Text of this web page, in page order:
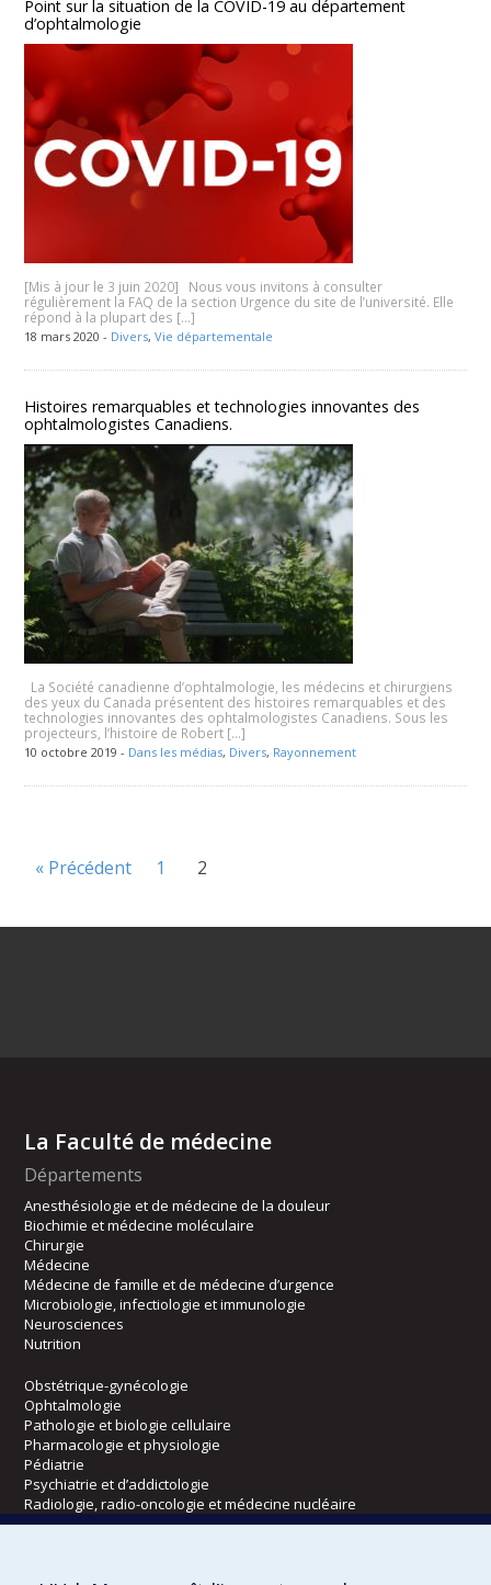
Point sur la situation de la COVID-19 au département
d’ophtalmologie
[Mis à jour le 3 juin 2020] Nous vous invitons à consulter
régulièrement la FAQ de la section Urgence du site de l’université. Elle
répond à la plupart des […]
18 mars 2020 - Divers,Vie départementale
Histoires remarquables et technologies innovantes des
ophtalmologistes Canadiens.
La Société canadienne d’ophtalmologie, les médecins et chirurgiens
des yeux du Canada présentent des histoires remarquables et des
technologies innovantes des ophtalmologistes Canadiens. Sous les
projecteurs, l’histoire de Robert […]
10 octobre 2019 - Dans les médias, Divers, Rayonnement
« Précédent 1 2
La Faculté de médecine
Départements
Anesthésiologie et de médecine de la douleur
Biochimie et médecine moléculaire
Chirurgie
Médecine
Médecine de famille et de médecine d’urgence
Microbiologie, infectiologie et immunologie
Neurosciences
Nutrition
Obstétrique-gynécologie
Ophtalmologie
Pathologie et biologie cellulaire
Pharmacologie et physiologie
Pédiatrie
Psychiatrie et d’addictologie
Radiologie, radio-oncologie et médecine nucléaire
Écoles